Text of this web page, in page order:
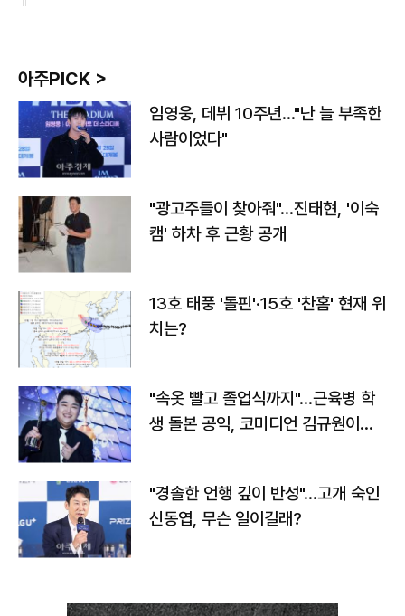
아주PICK >
임영웅, 데뷔 10주년…"난 늘 부족한
사람이었다"
"광고주들이 찾아줘"…진태현, '이숙
캠' 하차 후 근황 공개
13호 태풍 '돌핀'·15호 '찬홈' 현재 위
치는?
"속옷 빨고 졸업식까지"…근육병 학
생 돌본 공익, 코미디언 김규원이었
"경솔한 언행 깊이 반성"…고개 숙인
신동엽, 무슨 일이길래?